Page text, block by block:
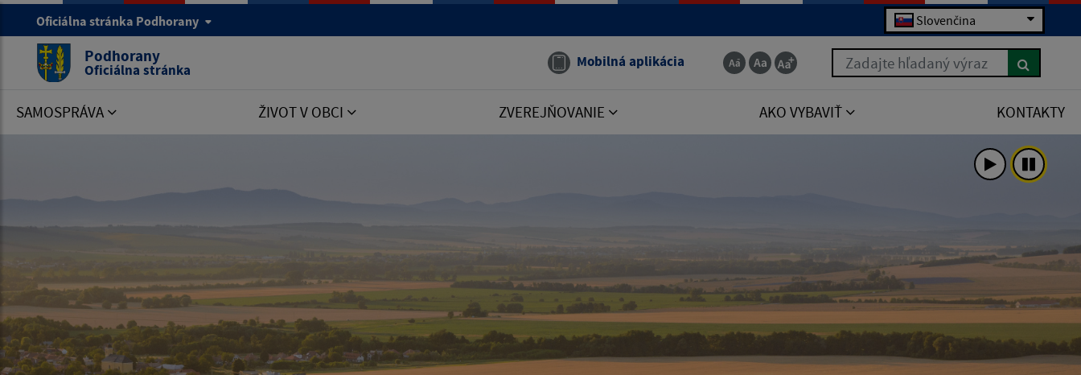
Oficiálna stránka Podhorany Slovenčina
Podhorany
Oficiálna stránka Mobilná aplikácia Zadajte hľadaný výraz
SAMOSPRÁVA ŽIVOT V OBCI ZVEREJŇOVANIE AKO VYBAVIŤ KONTAKTY